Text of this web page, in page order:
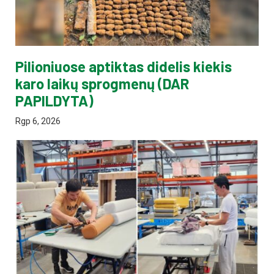
Pilioniuose aptiktas didelis kiekis
karo laikų sprogmenų (DAR
PAPILDYTA)
Rgp 6, 2026